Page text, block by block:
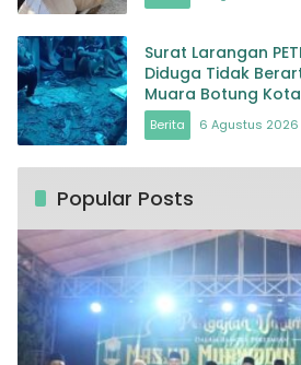
Surat Larangan
Diduga Tidak
Muara Botung
Berita 6 Agustus 2026
Popular Posts